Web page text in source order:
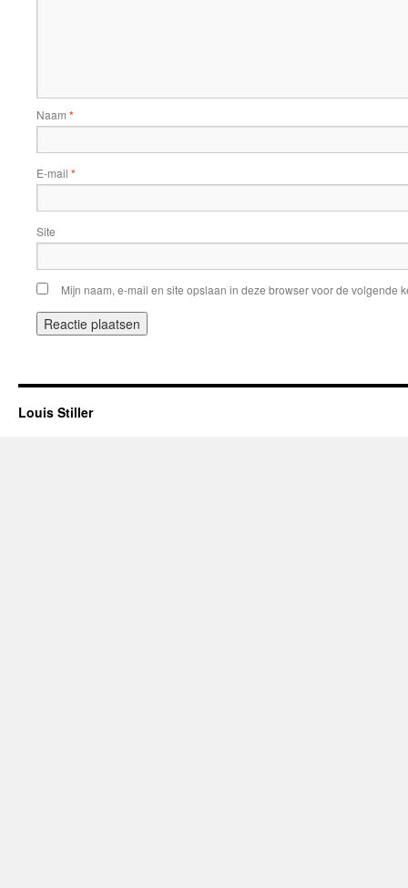
Naam *
E-mail *
Site
Mijn naam, e-mail en site opslaan in deze browser voor de volgende
Louis Stiller